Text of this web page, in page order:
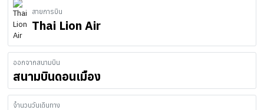
สายการบิน
Thai Lion Air
ออกจากสนามบิน
สนามบินดอนเมือง
จำนวนวันเดินทาง